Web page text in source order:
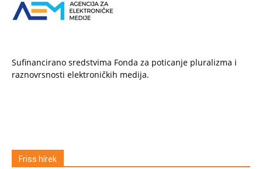
Sufinancirano sredstvima Fonda za poticanje pluralizma i
raznovrsnosti elektroničkih medija.
Friss hírek